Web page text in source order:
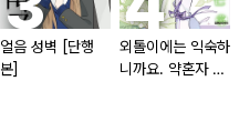
얼음 성벽 [단행
본]
외톨이에는 익숙하
니까요. 약혼자 방